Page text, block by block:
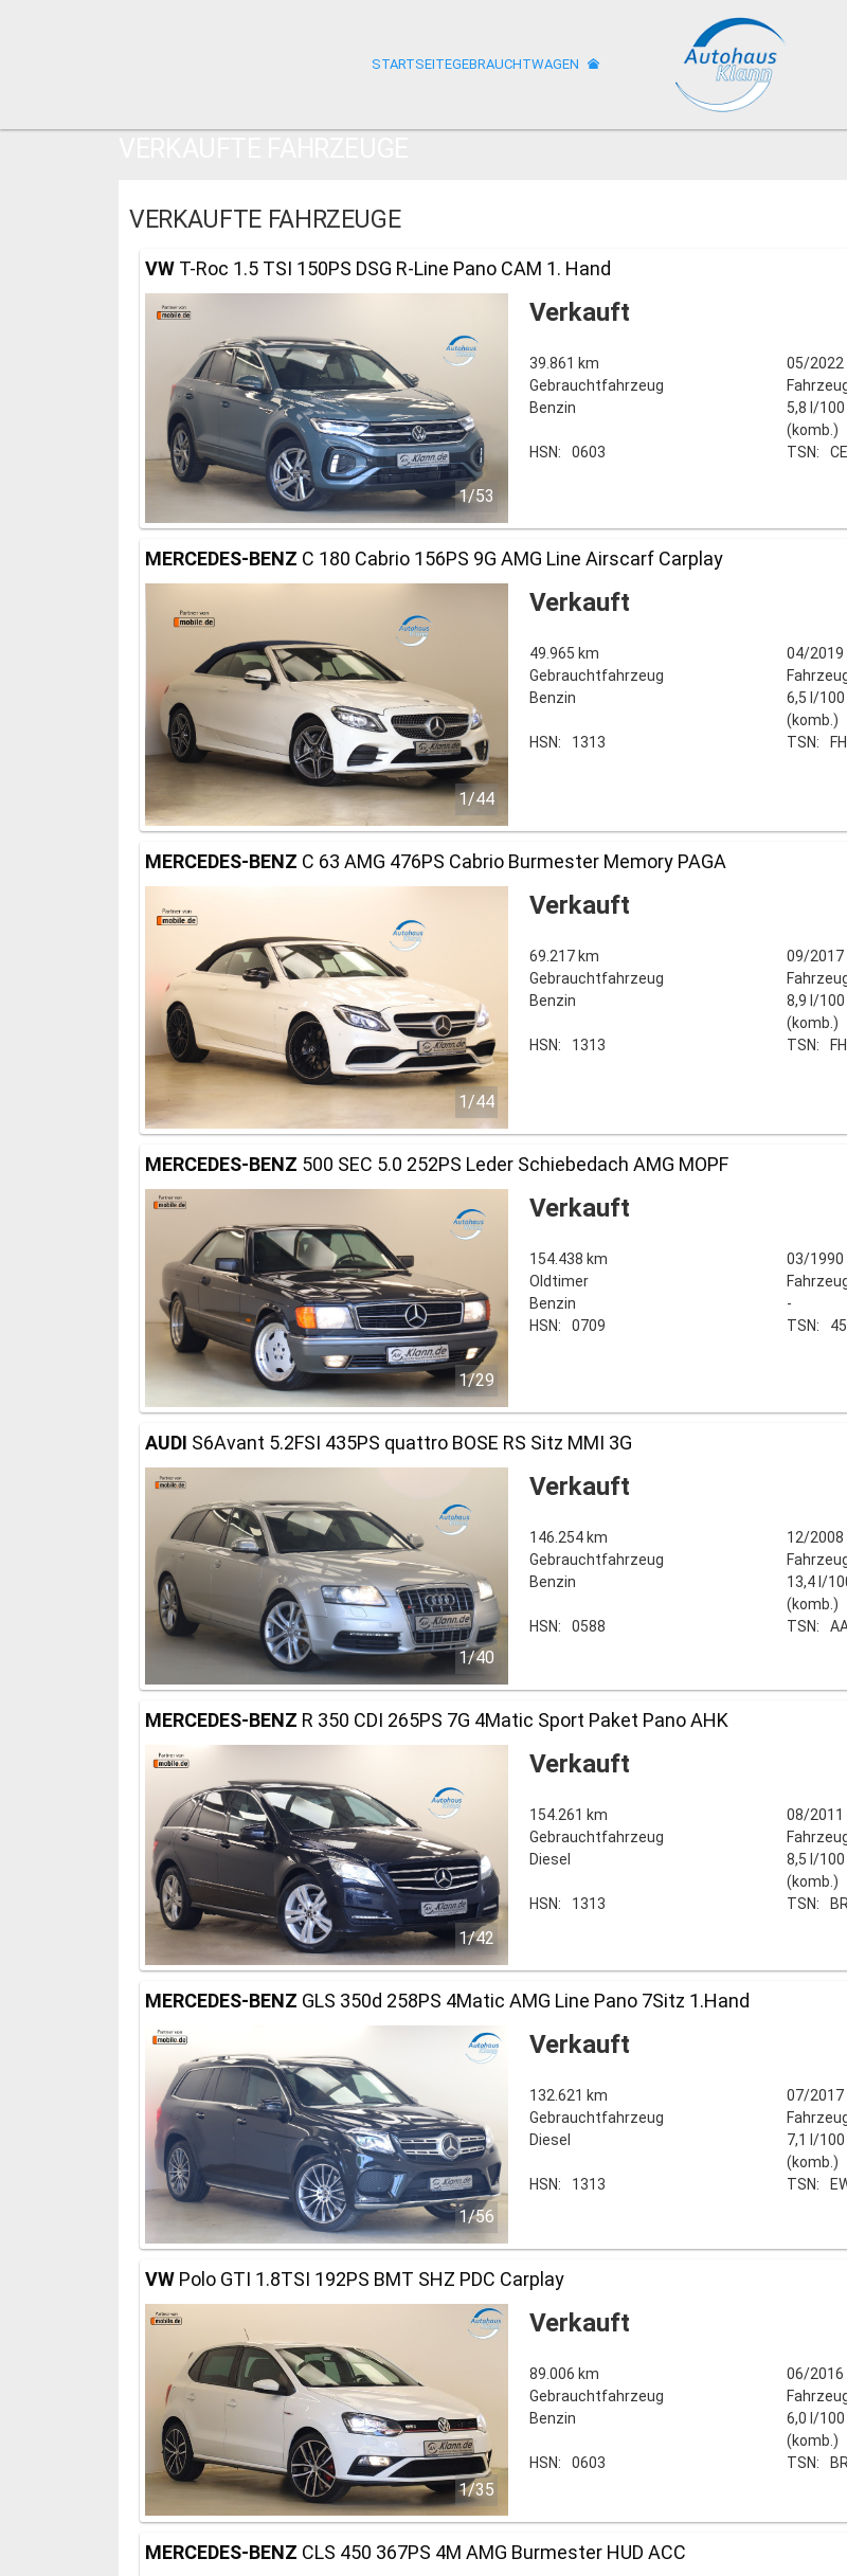
STARTSEITEGEBRAUCHTWAGEN
VERKAUFTE FAHRZEUGE
VW T-Roc 1.5 TSI 150PS DSG R-Line Pano CAM 1. Hand
1/53
Verkauft
39.861 km 05/2022
Gebrauchtfahrzeug
Benzin
5,8 l/
(komb.)
HSN: 0603 TSN:
MERCEDES-BENZ C 180 Cabrio 156PS 9G AMG Line Airscarf Carplay
1/44
Verkauft
49.965 km 04/2019
Gebrauchtfahrzeug
Benzin
6,5 l/100
(komb.)
HSN: 1313 TSN:
MERCEDES-BENZ C 63 AMG 476PS Cabrio Burmester Memory PAGA
1/44
Verkauft
69.217 km 09/2017
Gebrauchtfahrzeug
Benzin
8,9 l/100
(komb.)
HSN: 1313 TSN:
MERCEDES-BENZ 500 SEC 5.0 252PS Leder Schiebedach AMG MOPF
1/29
Verkauft
154.438 km 03/1990
Oldtimer
Benzin
-
HSN:
0709 TSN:
AUDI S6Avant 5.2FSI 435PS quattro BOSE RS Sitz MMI 3G
1/40
Verkauft
146.254 km 12/2008
Gebrauchtfahrzeug
Benzin
13,4 l/
(komb.)
HSN: 0588 TSN:
MERCEDES-BENZ R 350 CDI 265PS 7G 4Matic Sport Paket Pano AHK
1/42
Verkauft
154.261 km 08/2011
Gebrauchtfahrzeug
Diesel
8,5 l/100
(komb.)
HSN: 1313 TSN:
MERCEDES-BENZ GLS 350d 258PS 4Matic AMG Line Pano 7Sitz 1.Hand
1/56
Verkauft
132.621 km 07/2017
Gebrauchtfahrzeug
Diesel
7,1 l/
(komb.)
HSN: 1313 TSN:
VW Polo GTI 1.8TSI 192PS BMT SHZ PDC Carplay
1/35
Verkauft
89.006 km 06/2016
Gebrauchtfahrzeug
Benzin
6,0 l/100
(komb.)
HSN: 0603 TSN:
MERCEDES-BENZ CLS 450 367PS 4M AMG Burmester HUD ACC